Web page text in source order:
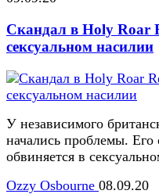
Скандал в Holy Roar
сексуальном насилии
У независимого
начались проблемы.
обвиняется в
Ozzy Osbourne 08.09.20